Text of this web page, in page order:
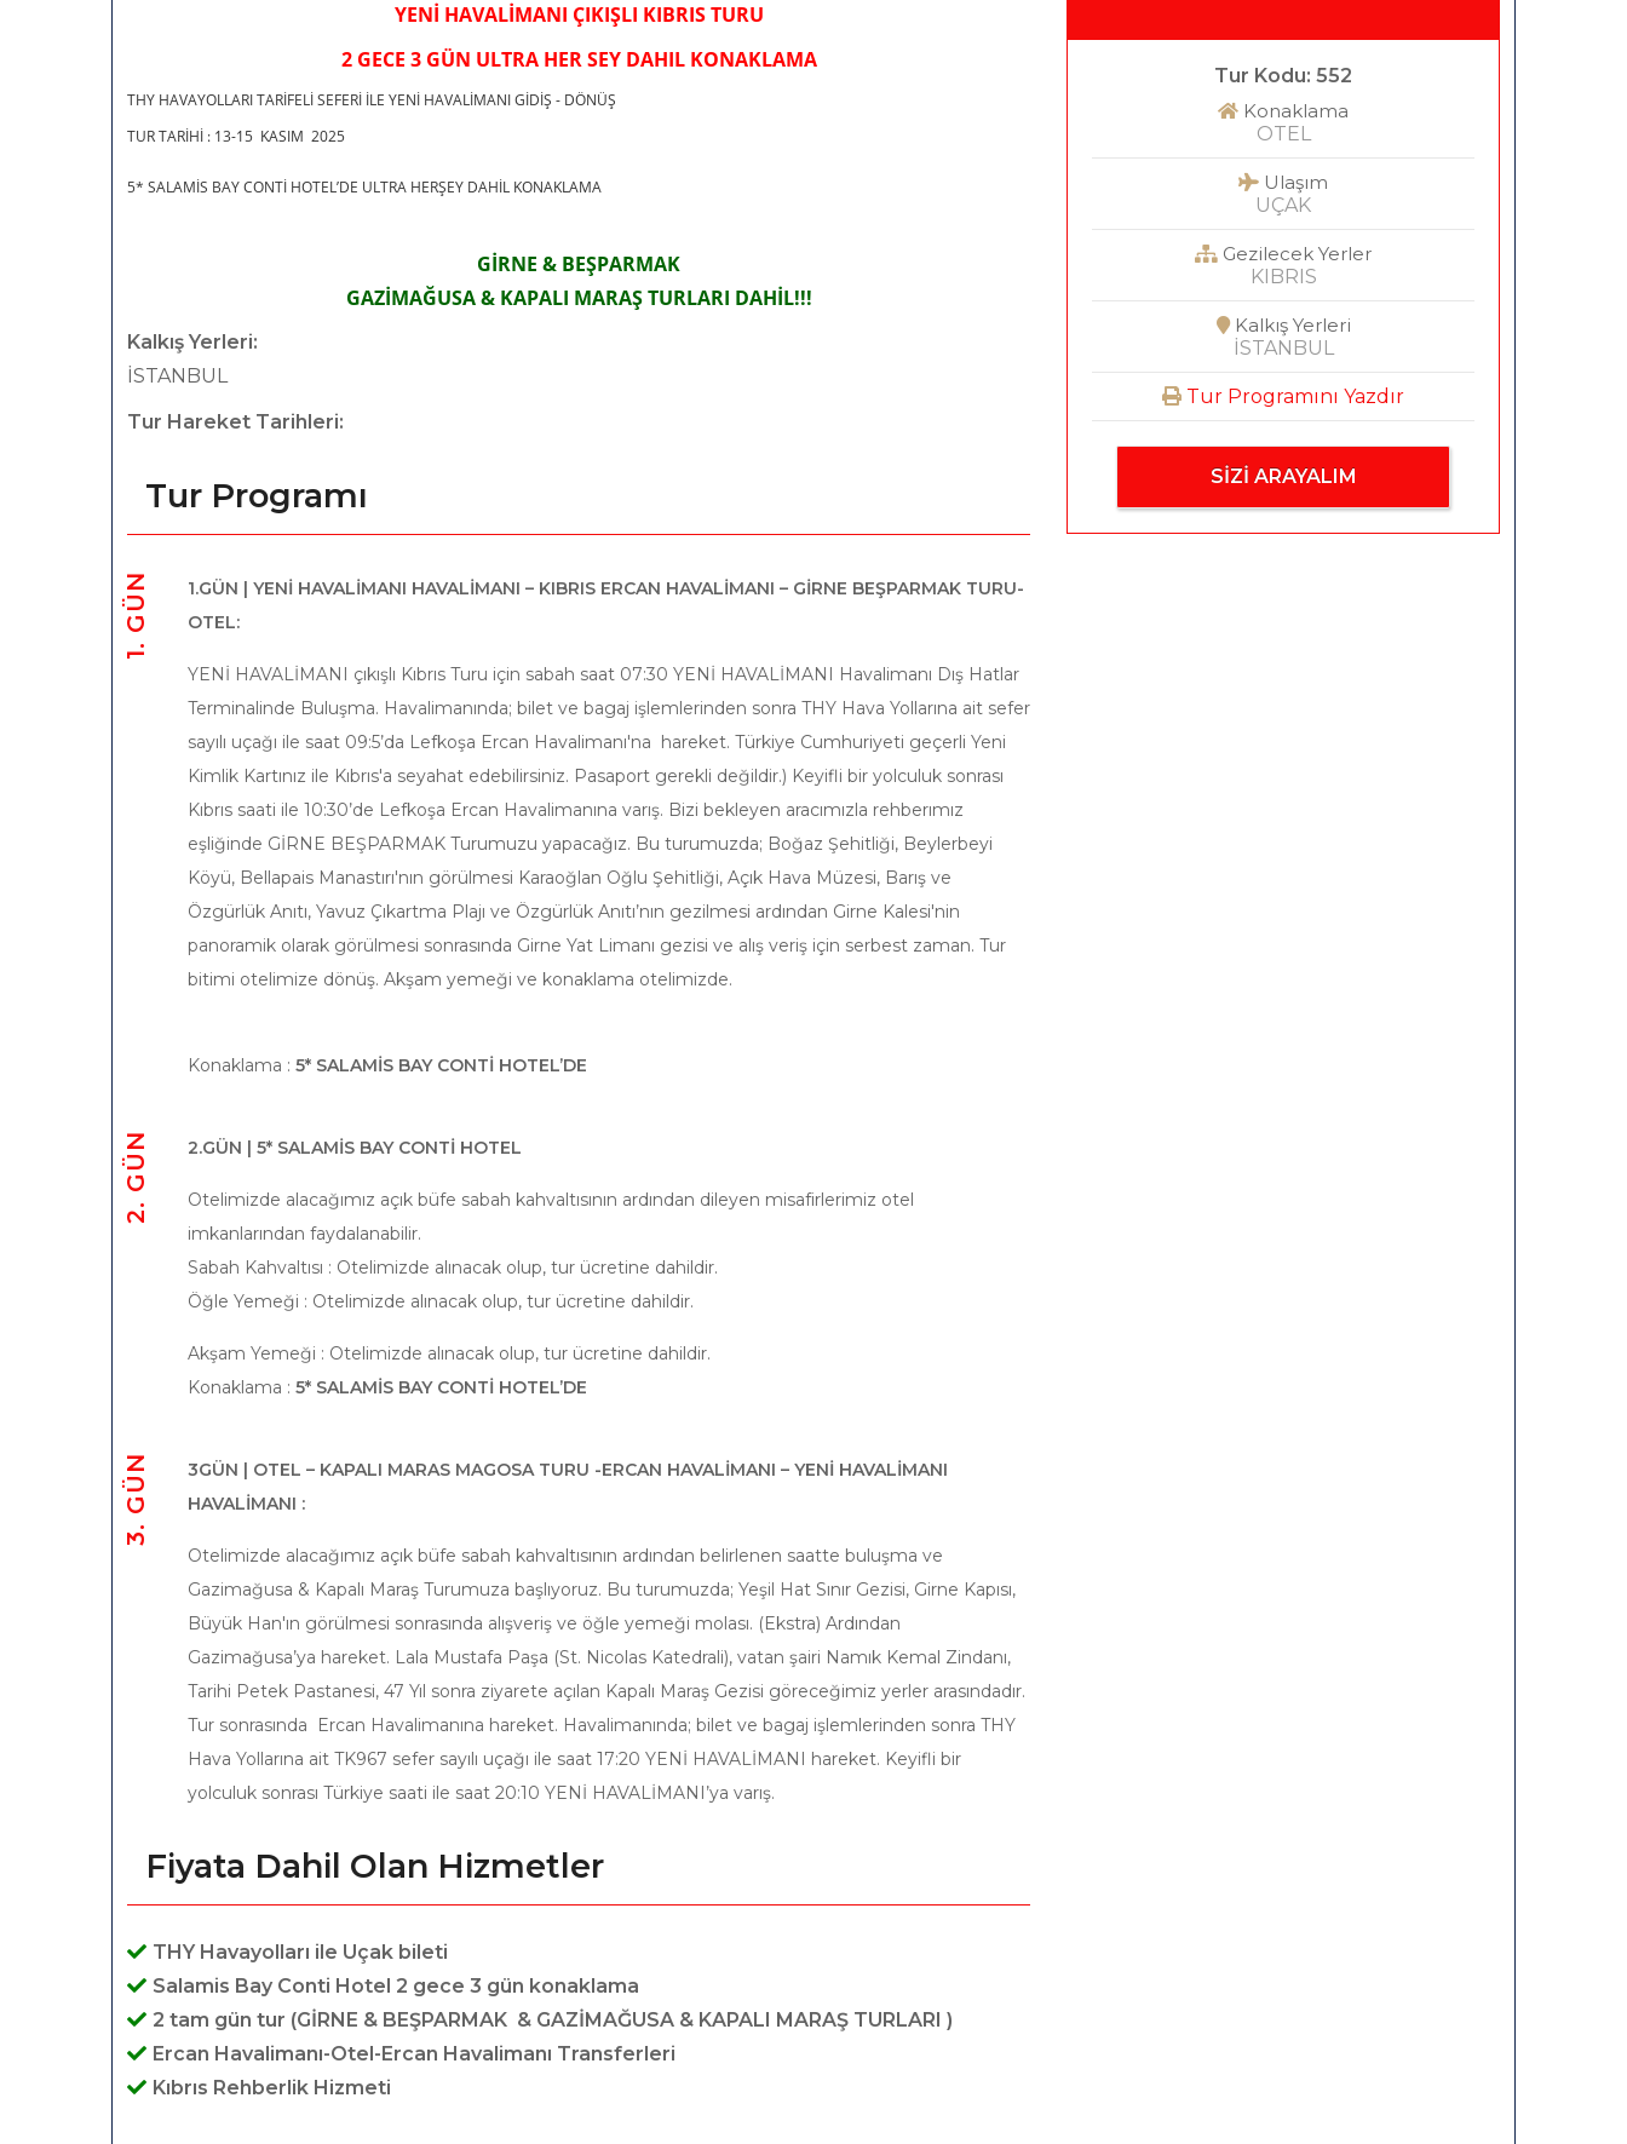
YENİ HAVALİMANI ÇIKIŞLI KIBRIS TURU
2 GECE 3 GÜN ULTRA HER SEY DAHIL KONAKLAMA
THY HAVAYOLLARI TARİFELİ SEFERİ İLE YENİ HAVALİMANI GİDİŞ - DÖNÜŞ
TUR TARİHİ : 13-15 KASIM 2025
5* SALAMİS BAY CONTİ HOTEL’DE ULTRA HERŞEY DAHİL KONAKLAMA
GİRNE & BEŞPARMAK
GAZİMAĞUSA & KAPALI MARAŞ TURLARI DAHİL!!!
Kalkış Yerleri:
İSTANBUL
Tur Hareket Tarihleri:
Tur Programı
1. GÜN
1.GÜN | YENİ HAVALİMANI HAVALİMANI – KIBRIS ERCAN HAVALİMANI – GİRNE BEŞPARMAK TURU-
OTEL:
YENİ HAVALİMANI çıkışlı Kıbrıs Turu için sabah saat 07:30 YENİ HAVALİMANI Havalimanı Dış Hatlar
Terminalinde Buluşma. Havalimanında; bilet ve bagaj işlemlerinden sonra THY Hava Yollarına ait sefer
sayılı uçağı ile saat 09:5’da Lefkoşa Ercan Havalimanı'na hareket. Türkiye Cumhuriyeti geçerli Yeni
Kimlik Kartınız ile Kıbrıs'a seyahat edebilirsiniz. Pasaport gerekli değildir.) Keyifli bir yolculuk sonrası
Kıbrıs saati ile 10:30’de Lefkoşa Ercan Havalimanına varış. Bizi bekleyen aracımızla rehberımız
eşliğinde GİRNE BEŞPARMAK Turumuzu yapacağız. Bu turumuzda; Boğaz Şehitliği, Beylerbeyi
Köyü, Bellapais Manastırı'nın görülmesi Karaoğlan Oğlu Şehitliği, Açık Hava Müzesi, Barış ve
Özgürlük Anıtı, Yavuz Çıkartma Plajı ve Özgürlük Anıtı’nın gezilmesi ardından Girne Kalesi'nin
panoramik olarak görülmesi sonrasında Girne Yat Limanı gezisi ve alış veriş için serbest zaman. Tur
bitimi otelimize dönüş. Akşam yemeği ve konaklama otelimizde.
Konaklama : 5* SALAMİS BAY CONTİ HOTEL’DE
2. GÜN 2.GÜN | 5* SALAMİS BAY CONTİ HOTEL
Otelimizde alacağımız açık büfe sabah kahvaltısının ardından dileyen misafirlerimiz otel
imkanlarından faydalanabilir.
Sabah Kahvaltısı : Otelimizde alınacak olup, tur ücretine dahildir.
Öğle Yemeği : Otelimizde alınacak olup, tur ücretine dahildir.
Akşam Yemeği : Otelimizde alınacak olup, tur ücretine dahildir.
Konaklama : 5* SALAMİS BAY CONTİ HOTEL’DE
3. GÜN
3GÜN | OTEL – KAPALI MARAS MAGOSA TURU -ERCAN HAVALİMANI – YENİ HAVALİMANI
HAVALİMANI :
Otelimizde alacağımız açık büfe sabah kahvaltısının ardından belirlenen saatte buluşma ve
Gazimağusa & Kapalı Maraş Turumuza başlıyoruz. Bu turumuzda; Yeşil Hat Sınır Gezisi, Girne Kapısı,
Büyük Han'ın görülmesi sonrasında alışveriş ve öğle yemeği molası. (Ekstra) Ardından
Gazimağusa’ya hareket. Lala Mustafa Paşa (St. Nicolas Katedrali), vatan şairi Namık Kemal Zindanı,
Tarihi Petek Pastanesi, 47 Yıl sonra ziyarete açılan Kapalı Maraş Gezisi göreceğimiz yerler arasındadır.
Tur sonrasında Ercan Havalimanına hareket. Havalimanında; bilet ve bagaj işlemlerinden sonra THY
Hava Yollarına ait TK967 sefer sayılı uçağı ile saat 17:20 YENİ HAVALİMANI hareket. Keyifli bir
yolculuk sonrası Türkiye saati ile saat 20:10 YENİ HAVALİMANI’ya varış.
Fiyata Dahil Olan Hizmetler
THY Havayolları ile Uçak bileti
Salamis Bay Conti Hotel 2 gece 3 gün konaklama
2 tam gün tur (GİRNE & BEŞPARMAK & GAZİMAĞUSA & KAPALI MARAŞ TURLARI )
Ercan Havalimanı-Otel-Ercan Havalimanı Transferleri
Kıbrıs Rehberlik Hizmeti
Tur Kodu: 552
Konaklama
OTEL
Ulaşım
UÇAK
Gezilecek Yerler
KIBRIS
Kalkış Yerleri
İSTANBUL
Tur Programını Yazdır
SIZI ARAYALIM